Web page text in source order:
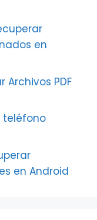
en
Archivos PDF
teléfono
en Android